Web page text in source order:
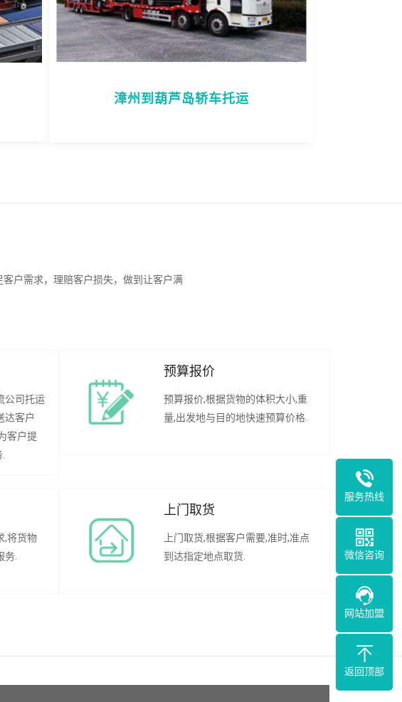
漳州到葫芦岛轿车托运
户需求，理赔客户损失，做到让客户满
公司托运
达客户
客户提
预算报价
预算报价,根据货物的体积大小,重
量,出发地与目的地快速预算价格.
,将货物
务.
上门取货
上门取货,根据客户需要,准时,准点
到达指定地点取货.
服务热线
微信咨询
网站加盟
返回顶部